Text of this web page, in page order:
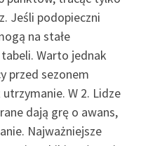
Jeśli podopieczni
na stałe
Warto jednak
przed sezonem
W 2. Lidze
dają grę o awans,
Najważniejsze